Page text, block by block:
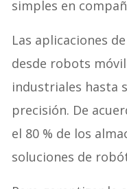
simples en
Las aplicaciones
desde robots
industriales hasta
precisión. De
el 80 % de los
soluciones de